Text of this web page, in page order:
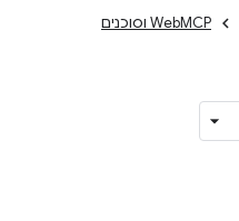
WebMCP וסוכנים